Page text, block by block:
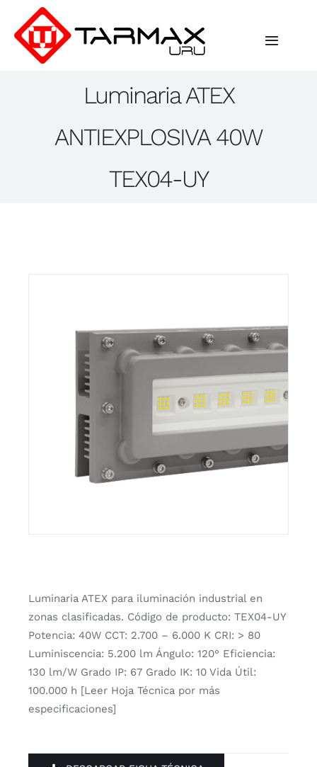
contenido
Toggle
Inicio
Empresa
Iluminación
Luminaria ATEX
ANTIEXPLOSIVA 40W
TEX04-UY
Luminaria ATEX para iluminación industrial en
zonas clasificadas. Código de producto: TEX04-UY
Potencia: 40W CCT: 2.700 – 6.000 K CRI: > 80
Luminiscencia: 5.200 lm Ángulo: 120° Eficiencia:
130 lm/W Grado IP: 67 Grado IK: 10 Vida Útil:
100.000 h [Leer Hoja Técnica por más
especificaciones]